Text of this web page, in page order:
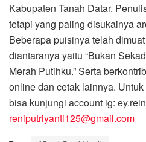
Kabupaten Tanah Datar.
tetapi yang paling disukainya
Beberapa puisinya telah
diantaranya yaitu “Bukan
Merah Putihku.” Serta
online dan cetak lainnya.
bisa kunjungi account ig:
reniputriyanti125@gmail.com